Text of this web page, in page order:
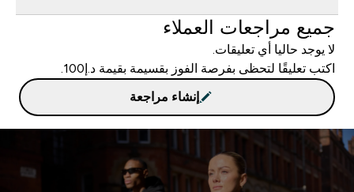
جميع مراجعات العملاء
لا يوجد حاليا أي تعليقات.
اكتب تعليقًا لتحظى بفرصة الفوز بقسيمة بقيمة د.إ100.
إنشاء مراجعة